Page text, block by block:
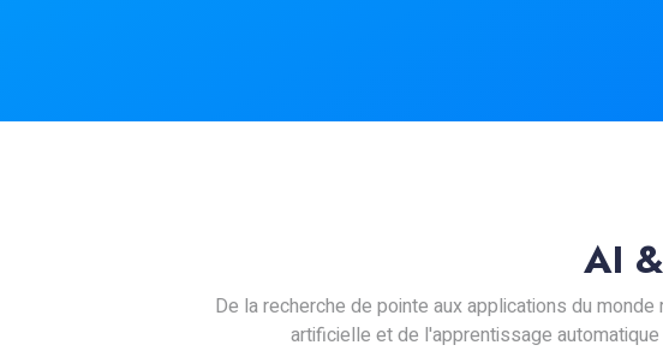
AI
De la recherche de pointe aux applications du
artificielle et de l'apprentissage